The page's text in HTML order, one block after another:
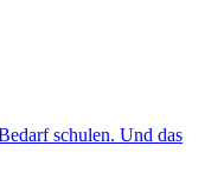
schulen. Und das